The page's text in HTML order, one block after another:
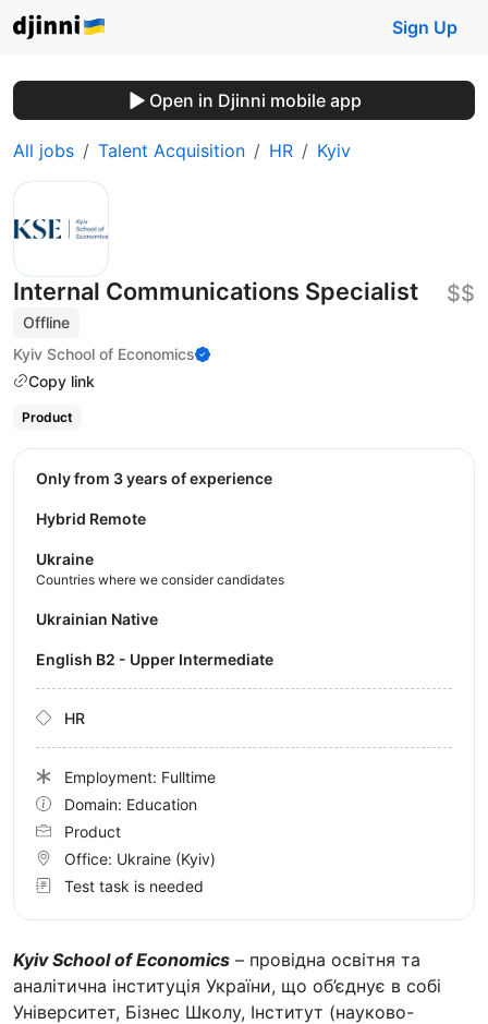
Sign Up
Open in Djinni mobile app
All jobs Talent Acquisition HR Kyiv
Internal Communications Specialist
Offline
Kyiv School of Economics
Copy link
$$
Product
Kyiv School of Economics – провідна освітня та
аналітична інституція України, що об’єднує в собі
Університет, Бізнес Школу, Інститут (науково-
Only from 3 years of experience
Hybrid Remote
Ukraine
Countries where we consider candidates
Ukrainian Native
English B2 - Upper Intermediate
HR
Employment: Fulltime
Domain: Education
Product
Office: Ukraine (Kyiv)
Test task is needed